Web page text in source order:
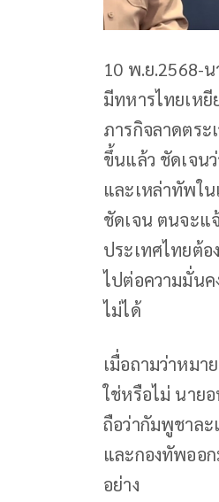
10 พ.ย.2568-
มีทหารไทยเห
ภารกิจลาดตระ
ขึ้นแล้ว ชัดเจน
และเหล่าทัพใ
ชัดเจน ตนจะแ
ประเทศไทยต้อ
ไปต่อความมั่นค
ไม่ได้
เมื่อถามว่าหมา
ใช่หรือไม่ นาย
ถือว่ากัมพูชาละ
และกองทัพออ
อย่าง